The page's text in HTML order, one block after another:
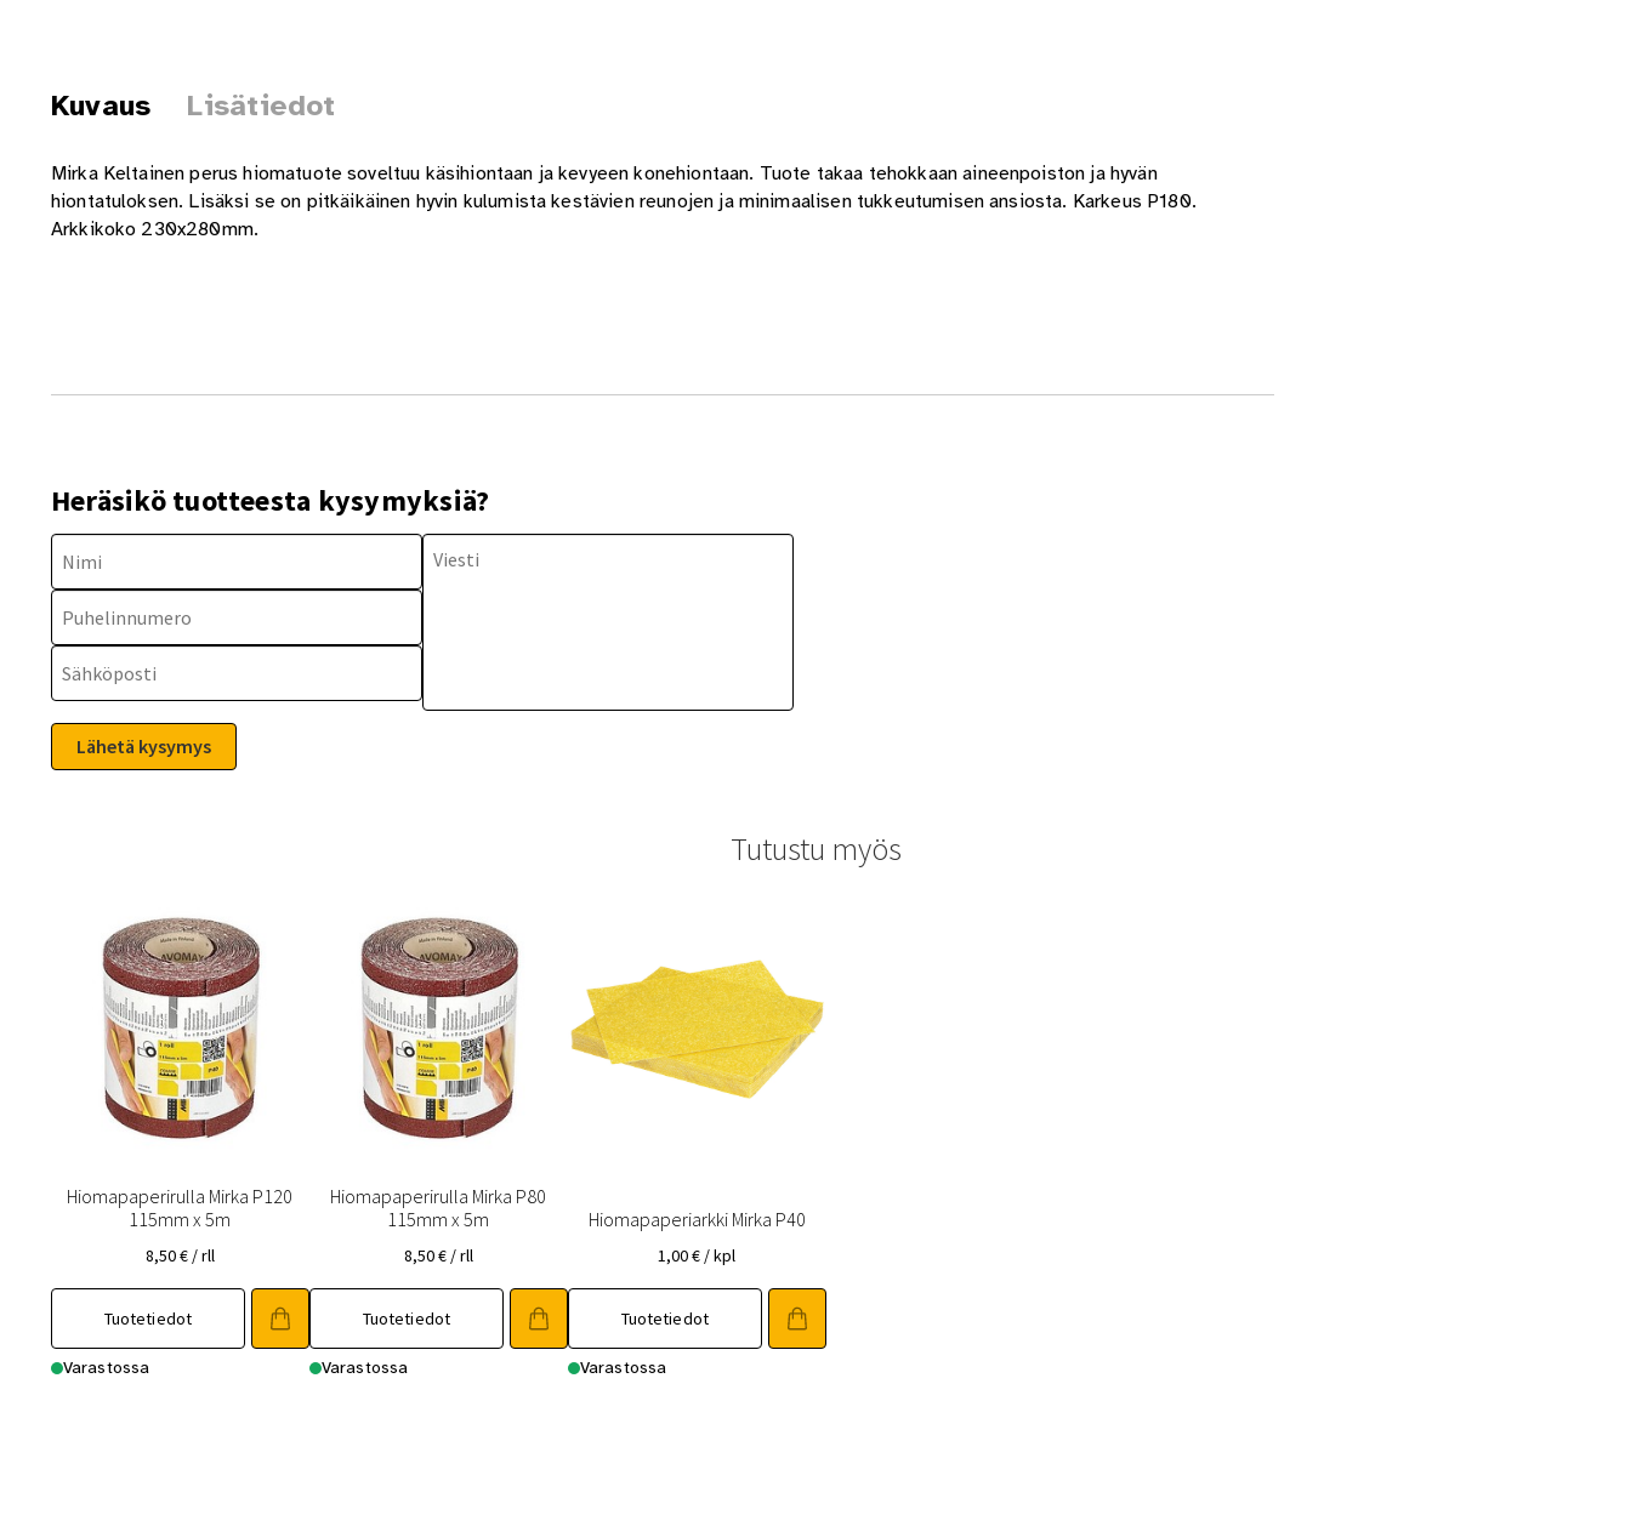
Kuvaus Lisätiedot
Mirka Keltainen perus hiomatuote soveltuu käsihiontaan ja kevyeen konehiontaan. Tuote takaa tehokkaan aineenpoiston ja hyvän
hiontatuloksen. Lisäksi se on pitkäikäinen hyvin kulumista kestävien reunojen ja minimaalisen tukkeutumisen ansiosta. Karkeus P180.
Arkkikoko 230x280mm.
Heräsikö tuotteesta kysymyksiä?
Tutustu myös
Hiomapaperirulla Mirka P120
115mm x 5m
8,50€ / rll
Tuotetiedot
Varastossa
Hiomapaperirulla Mirka P80
115mm x 5m
8,50€ / rll
Tuotetiedot
Varastossa
Hiomapaperiarkki Mirka P40
1,00€ / kpl
Tuotetiedot
Varastossa